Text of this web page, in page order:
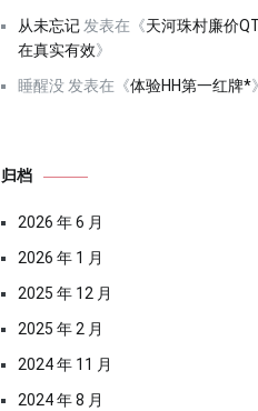
从未忘记 发表在《天河珠村廉价
在真实有效》
睡醒没 发表在《体验HH第一红牌*》
归档
2026 年 6 月
2026 年 1 月
2025 年 12 月
2025 年 2 月
2024 年 11 月
2024 年 8 月